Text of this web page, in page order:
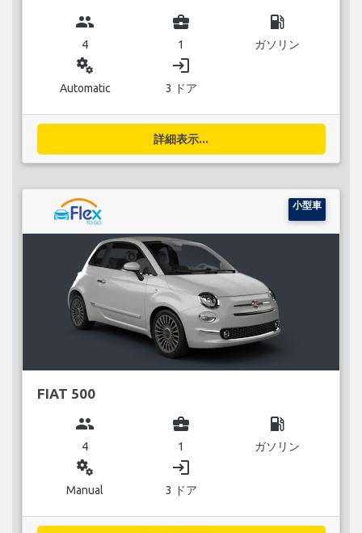
group
4
business_center
1
local_gas_station
ガソリン
miscellaneous_services
Automatic
login
3 ドア
詳細表示...
小型車
FIAT 500
group
4
business_center
1
local_gas_station
ガソリン
miscellaneous_services
Manual
login
3 ドア